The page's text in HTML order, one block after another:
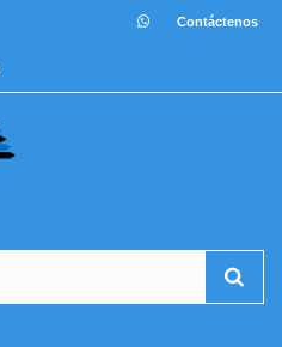
Contáctenos